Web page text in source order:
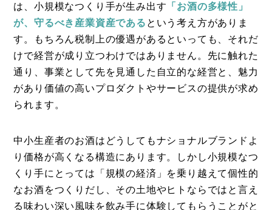
は、小規模なつくり手が生み出す 「お酒の多様性」
が、守るべき産業資産である という考え方がありま
す。もちろん税制上の優遇があるといっても、それだ
けで経営が成り立つわけではありません。先に触れた
通り、事業として先を見通した自立的な経営と、魅力
があり価値の高いプロダクトやサービスの提供が求め
られます。
中小生産者のお酒はどうしてもナショナルブランドよ
り価格が高くなる構造にあります。しかし小規模なつ
くり手にとっては「規模の経済」を乗り越えて個性的
なお酒をつくりだし、その土地やヒトならではと言え
る味わい深い風味を飲み手に体験してもらうことがと